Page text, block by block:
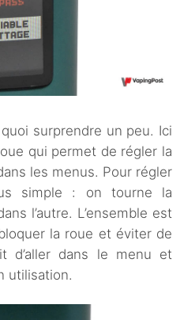
surprendre un peu. Ici
qui permet de régler la
les menus. Pour régler
simple : on tourne la
l’autre. L’ensemble est
la roue et éviter de
d’aller dans le menu et
utilisation.